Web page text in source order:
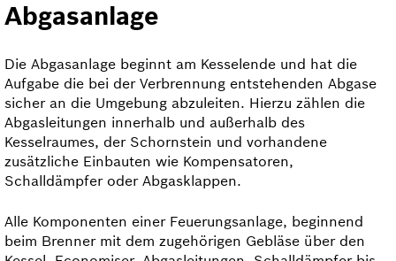
Abgasanlage
Die Abgasanlage beginnt am Kesselende und hat die
Aufgabe die bei der Verbrennung entstehenden Abgase
sicher an die Umgebung abzuleiten. Hierzu zählen die
Abgasleitungen innerhalb und außerhalb des
Kesselraumes, der Schornstein und vorhandene
zusätzliche Einbauten wie Kompensatoren,
Schalldämpfer oder Abgasklappen.
Alle Komponenten einer Feuerungs­anlage, beginnend
beim Brenner mit dem zugehörigen Gebläse über den